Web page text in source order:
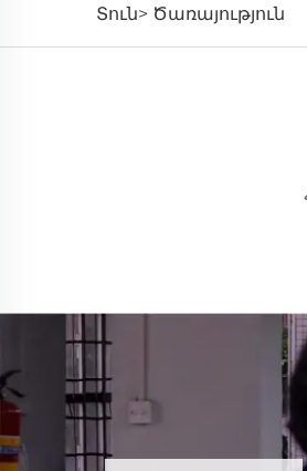
Տուն> Ծառայություն